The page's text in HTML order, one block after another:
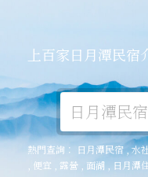
上百家日月潭民
熱門查詢： 日月潭民宿 水
便宜 露營 面湖 日月潭